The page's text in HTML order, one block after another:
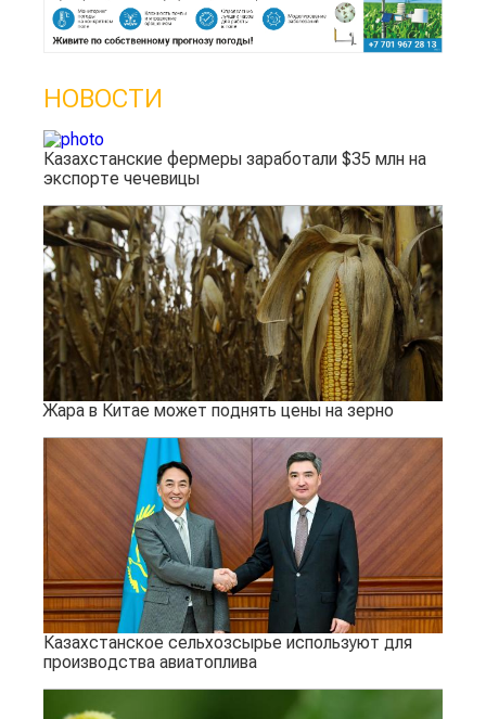
НОВОСТИ
Казахстанские фермеры заработали $35 млн на
экспорте чечевицы
Жара в Китае может поднять цены на зерно
Казахстанское сельхозсырье используют для
производства авиатоплива